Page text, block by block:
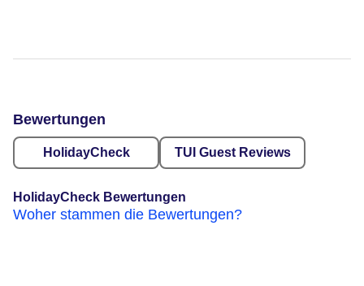
Bewertungen
HolidayCheck TUI Guest Reviews
HolidayCheck Bewertungen
Woher stammen die Bewertungen?